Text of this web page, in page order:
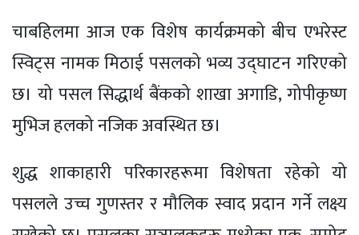
चाबहिलमा आज एक विशेष कार्यक्रमको बीच एभरेस्ट
स्विट्स नामक मिठाई पसलको भव्य उद्घाटन गरिएको
छ। यो पसल सिद्धार्थ बैंकको शाखा अगाडि, गोपीकृष्ण
मुभिज हलको नजिक अवस्थित छ।
शुद्ध शाकाहारी परिकारहरूमा विशेषता रहेको यो
पसलले उच्च गुणस्तर र मौलिक स्वाद प्रदान गर्ने लक्ष्य